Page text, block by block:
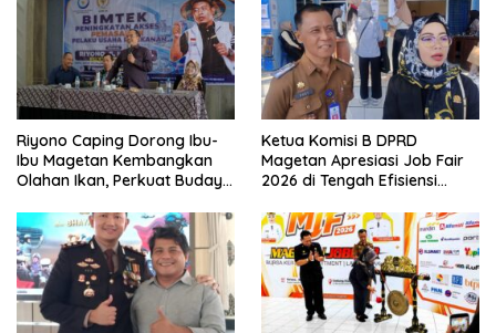
Riyono Caping Dorong Ibu-
Ibu Magetan Kembangkan
Olahan Ikan, Perkuat Budaya
Ketua Komisi B DPRD
Magetan Apresiasi Job Fair
2026 di Tengah Efisiensi